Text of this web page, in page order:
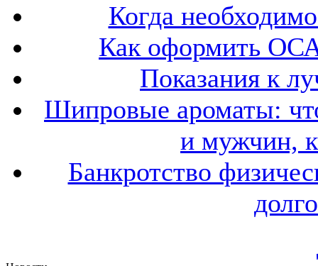
Когда
Как оформить
Показания к
Шипровые ароматы:
и мужчин,
Банкротство